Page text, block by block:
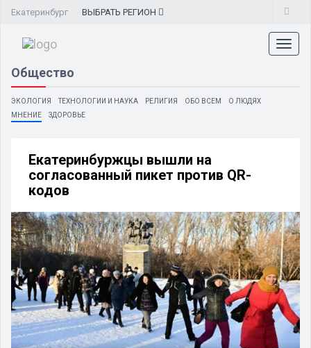
Екатеринбург ВЫБРАТЬ РЕГИОН
Общество
ЭКОЛОГИЯ ТЕХНОЛОГИИ И НАУКА РЕЛИГИЯ ОБО ВСЕМ
О ЛЮДЯХ
МНЕНИЕ
ЗДОРОВЬЕ
Екатеринбуржцы вышли на
согласованный пикет против QR-
кодов